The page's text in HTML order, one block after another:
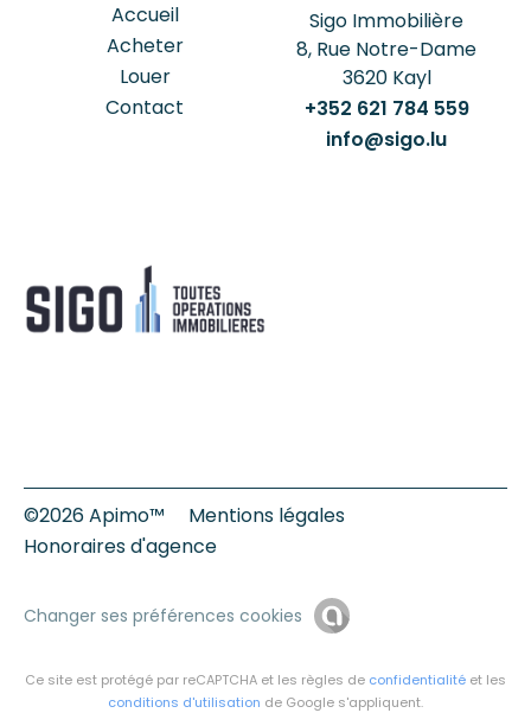
Accueil
Acheter
Louer
Contact
Sigo Immobilière
8, Rue Notre-Dame
3620Kayl
+352 621 784 559
info@sigo.lu
©2026 Apimo™
Mentions légales
Honoraires d'agence
Changer ses préférences cookies
Ce site est protégé par reCAPTCHA et les règles de confidentialité et les
conditions d'utilisation de Google s'appliquent.